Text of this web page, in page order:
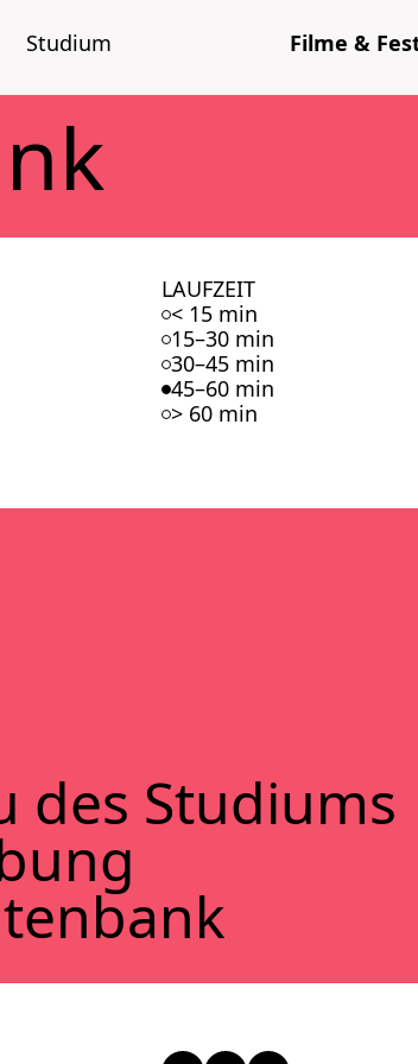
Stu­di­um Fil­me &
LAUFZEIT
< 15 min
15–30 min
30–45 min
45–60 min
> 60 min
des Stu­di­ums